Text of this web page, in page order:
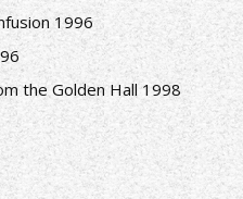
1996
the Golden Hall 1998